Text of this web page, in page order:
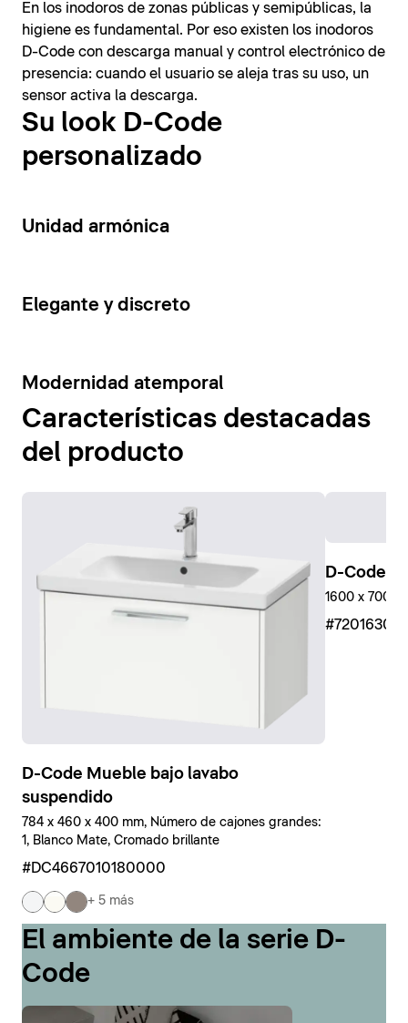
En los inodoros de zonas públicas y semipúblicas, la
higiene es fundamental. Por eso existen los inodoros
D-Code con descarga manual y control electrónico de
presencia: cuando el usuario se aleja tras su uso, un
sensor activa la descarga.
Su look D-Code
personalizado
14
Unidad armónica
15
Elegante y discreto
10
Modernidad atemporal
Características destacadas
del producto
D-Code Mueble bajo lavabo
suspendido
784 x 460 x 400 mm, Número de cajones grandes:
1, Blanco Mate, Cromado brillante
#DC4667010180000
+ 5 más
D-Code
1600 x 700
El ambiente de la serie D-
Code